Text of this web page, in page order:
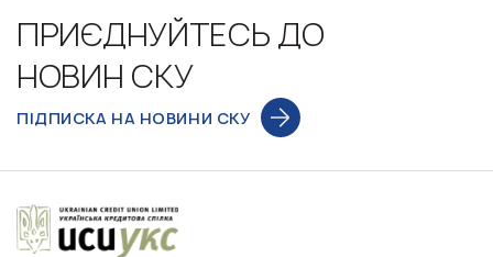
ПРИЄДНУЙТЕСЬ ДО
НОВИН СКУ
ПІДПИСКА НА НОВИНИ СКУ